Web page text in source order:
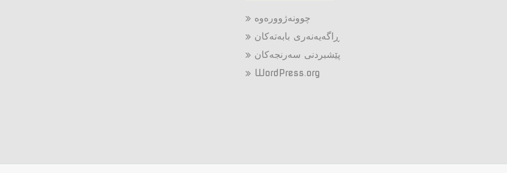
چوونەژوورەوە
ڕاگەیەنەری بابەتەکان
پێشبردنی سەرنجەکان
WordPress.org